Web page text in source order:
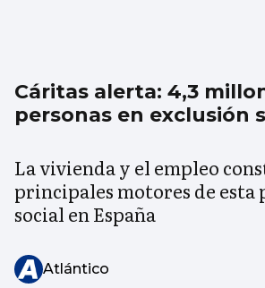
Cáritas alerta: 4,3
personas en exclusión
La vivienda y el empleo
principales motores de esta
social en España
Atlántico